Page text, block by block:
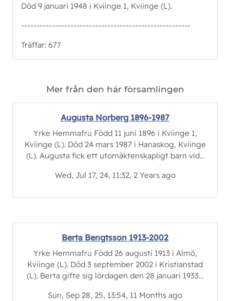
Död 9 januari 1948 i Kviinge 1, Kviinge (L).
-------------------------------------------------------
Träffar: 677
Mer från den här församlingen
Augusta Norberg 1896-1987
Yrke Hemmafru Född 11 juni 1896 i Kviinge 1,
Kviinge (L). Död 24 mars 1987 i Hanaskog, Kviinge
(L). Augusta fick ett utomäktenskapligt barn vid...
Wed, Jul 17, 24, 11:32, 2 Years ago
Berta Bengtsson 1913-2002
Yrke Hemmafru Född 26 augusti 1913 i Almö,
Kviinge (L). Död 3 september 2002 i Kristianstad
(L). Berta gifte sig lördagen den 28 januari 1933...
Sun, Sep 28, 25, 13:54, 11 Months ago